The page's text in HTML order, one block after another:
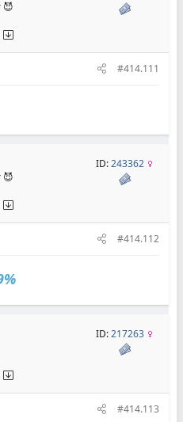
😈
#414.111
😈
ID:243362
#414.112
ID:217263
#414.113